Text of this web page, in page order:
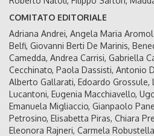
COMITATO EDITORIALE
Adriana Andrei, Angela Maria
Belfi, Giovanni Berti De Marinis,
Camedda, Andrea Carrisi, Gabriella
Cecchinato, Paola Dassisti, Antonio
Alberto Gallarati, Edoardo Grossule,
Lucantoni, Eugenia Macchiavello,
Emanuela Migliaccio, Gianpaolo
Petrosino, Elisabetta Piras, Chiara
Eleonora Rajneri, Carmela